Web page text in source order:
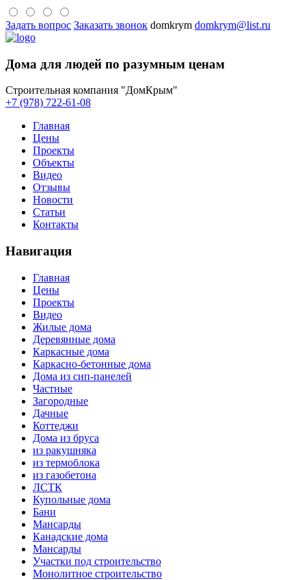
Задать вопрос Заказать звонок domkrym domkrym@list.ru
Дома для людей по разумным ценам
Строительная компания "ДомКрым"
+7 (978) 722-61-08
Главная
Цены
Проекты
Объекты
Видео
Отзывы
Новости
Статьи
Контакты
Навигация
Главная
Цены
Проекты
Видео
Жилые дома
Деревянные дома
Каркасные дома
Каркасно-бетонные дома
Дома из сип-панелей
Частные
Загородные
Дачные
Коттеджи
Дома из бруса
из ракушняка
из термоблока
из газобетона
ЛСТК
Купольные дома
Бани
Мансарды
Канадские дома
Мансарды
Участки под строительство
Монолитное строительство